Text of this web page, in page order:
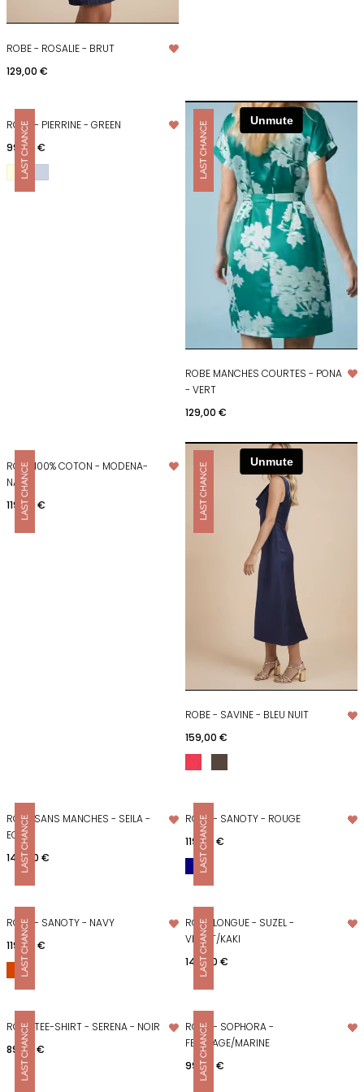
ROBE - ROSALIE - BRUT
Prix
129,00 €
ROBE - PIERRINE - GREEN
Prix
99,00 €
ROBE MANCHES COURTES - PONA
- VERT
Prix
129,00 €
ROBE 100% COTON - MODENA-
NAVY
Prix
119,00 €
ROBE - SAVINE - BLEU NUIT
Prix
159,00 €
ROBE SANS MANCHES - SEILA -
ECRU
Prix
149,00 €
ROBE - SANOTY - ROUGE
Prix
119,00 €
ROBE - SANOTY - NAVY
Prix
119,00 €
ROBE LONGUE - SUZEL -
VIOLET/KAKI
Prix
149,00 €
ROBE TEE-SHIRT - SERENA - NOIR
Prix
89,00 €
ROBE - SOPHORA -
FEUILLAGE/MARINE
Prix
99,00 €